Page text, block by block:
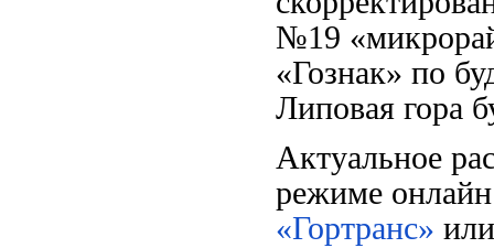
№19
«Гознак» по
Липовая гора
Актуальное
режиме
«Гортранс»